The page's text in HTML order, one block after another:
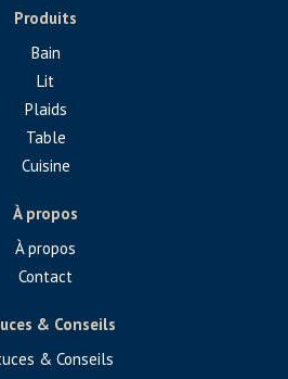
Produits
Bain
Lit
Plaids
Table
Cuisine
À propos
À propos
Contact
& Conseils
& Conseils